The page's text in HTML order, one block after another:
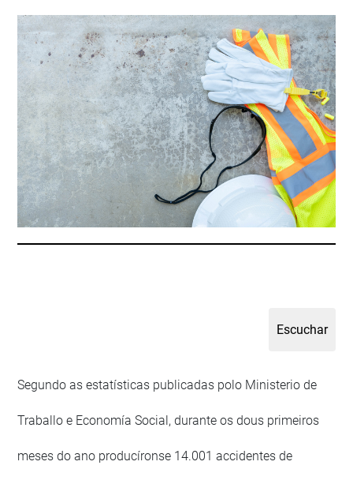
Segundo as estatísticas publicadas polo Ministerio de
Traballo e Economía Social, durante os dous primeiros
meses do ano producíronse 14.001 accidentes de